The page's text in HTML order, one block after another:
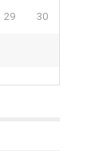
29 30